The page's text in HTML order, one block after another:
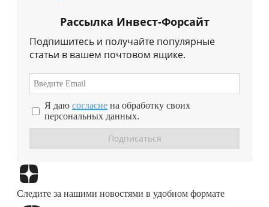
Рассылка Инвест-Форсайт
Подпишитесь и получайте популярные
статьи в вашем почтовом ящике.
Я даю согласие на обработку своих
персональных данных.
Следите за нашими новостями в удобном формате